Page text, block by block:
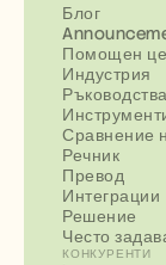
Блог
Помощен
Индустрия
Ръководства
Сравнение
Речник
Превод
Интеграции
Решение
Често
КОНКУРЕНТИ